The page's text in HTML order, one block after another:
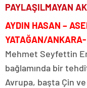
PAYLAŞILMAYAN
AYDIN HASAN –
YATAĞAN/ANKARA-
Mehmet Seyfettin
bağlamında bir
Avrupa, başta Çin